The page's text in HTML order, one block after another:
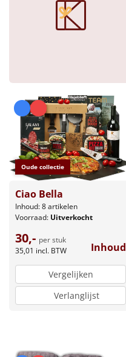
Oude collectie
Ciao Bella
Inhoud: 8 artikelen
Voorraad: Uitverkocht
30,- per stuk
35,01 incl. BTW Inhoud
Vergelijken
Verlanglijst